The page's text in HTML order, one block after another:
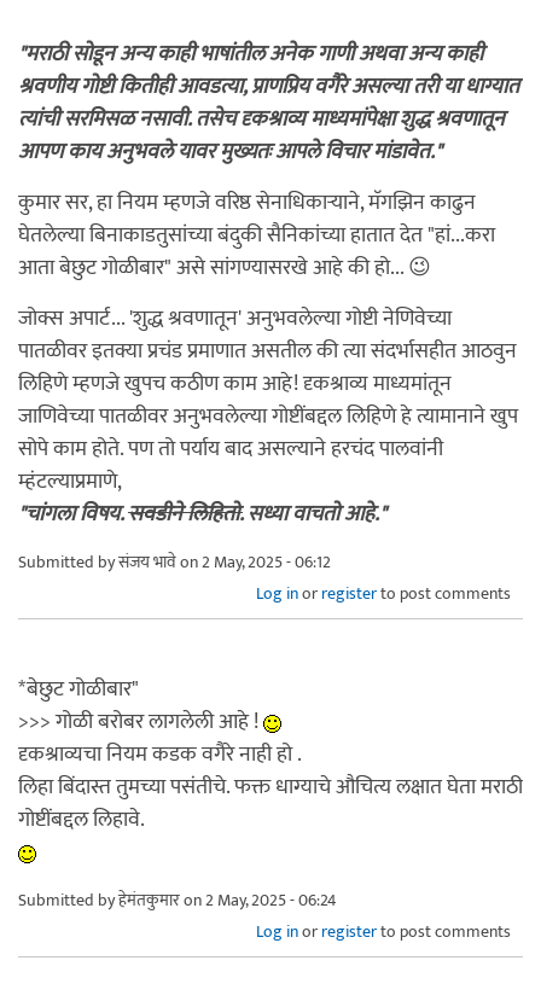
"मराठी सोडून अन्य काही भाषांतील अनेक गाणी अथवा अन्य काही
श्रवणीय गोष्टी कितीही आवडत्या, प्राणप्रिय वगैरे असल्या तरी या धाग्यात
त्यांची सरमिसळ नसावी. तसेच दृकश्राव्य माध्यमांपेक्षा शुद्ध श्रवणातून
आपण काय अनुभवले यावर मुख्यतः आपले विचार मांडावेत."
कुमार सर, हा नियम म्हणजे वरिष्ठ सेनाधिकार्‍याने, मॅगझिन काढुन
घेतलेल्या बिनाकाडतुसांच्या बंदुकी सैनिकांच्या हातात देत "हां...करा
आता बेछुट गोळीबार" असे सांगण्यासरखे आहे की हो... 😉
जोक्स अपार्ट... 'शुद्ध श्रवणातून' अनुभवलेल्या गोष्टी नेणिवेच्या
पातळीवर इतक्या प्रचंड प्रमाणात असतील की त्या संदर्भासहीत आठवुन
लिहिणे म्हणजे खुपच कठीण काम आहे! दृकश्राव्य माध्यमांतून
जाणिवेच्या पातळीवर अनुभवलेल्या गोष्टींबद्दल लिहिणे हे त्यामानाने खुप
सोपे काम होते. पण तो पर्याय बाद असल्याने हरचंद पालवांनी
म्हंटल्याप्रमाणे,
"चांगला विषय.सवडीने लिहितो.सध्या वाचतो आहे."
Submitted byसंजय भावेon 2 May, 2025 - 06:12
Log inorregisterto post comments
*बेछुट गोळीबार"
>>> गोळी बरोबर लागलेली आहे !
दृकश्राव्यचा नियम कडक वगैरे नाही हो .
लिहा बिंदास्त तुमच्या पसंतीचे. फक्त धाग्याचे औचित्य लक्षात घेता मराठी
गोष्टींबद्दल लिहावे.
Submitted byहेमंतकुमारon 2 May, 2025 - 06:24
Log inorregisterto post comments